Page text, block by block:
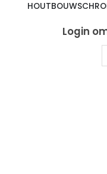
Login